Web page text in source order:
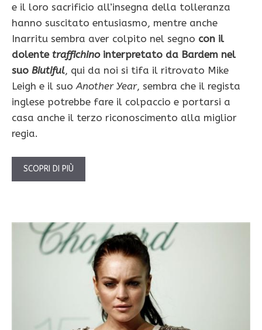
e il loro sacrificio all’insegna della tolleranza
hanno suscitato entusiasmo, mentre anche
Inarritu sembra aver colpito nel segno con il
dolente traffichinointerpretato da Bardem nel
suo Biutiful, qui da noi si tifa il ritrovato Mike
Leigh e il suoAnother Year, sembra che il regista
inglese potrebbe fare il colpaccio e portarsi a
casa anche il terzo riconoscimento alla miglior
regia.
SCOPRI DI PIÙ